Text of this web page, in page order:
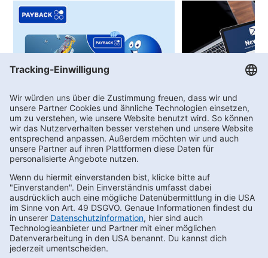
PAYBACK
Bei uns sprudeln PAYBACK °Punkte!
Newsletter-
Angebote,
Newsletter bestellen